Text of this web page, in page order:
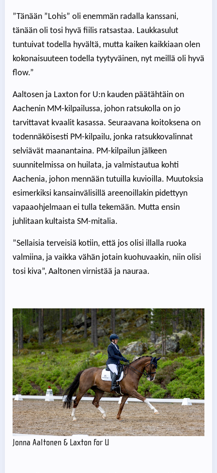
”Tänään ”Lohis” oli enemmän radalla kanssani,
tänään oli tosi hyvä fiilis ratsastaa. Laukkasulut
tuntuivat todella hyvältä, mutta kaiken kaikkiaan olen
kokonaisuuteen todella tyytyväinen, nyt meillä oli hyvä
flow.”
Aaltosen ja Laxton for U:n kauden päätähtäin on
Aachenin MM-kilpailussa, johon ratsukolla on jo
tarvittavat kvaalit kasassa. Seuraavana koitoksena on
todennäköisesti PM-kilpailu, jonka ratsukkovalinnat
selviävät maanantaina. PM-kilpailun jälkeen
suunnitelmissa on huilata, ja valmistautua kohti
Aachenia, johon mennään tutuilla kuvioilla. Muutoksia
esimerkiksi kansainvälisillä areenoillakin pidettyyn
vapaaohjelmaan ei tulla tekemään. Mutta ensin
juhlitaan kultaista SM-mitalia.
”Sellaisia terveisiä kotiin, että jos olisi illalla ruoka
valmiina, ja vaikka vähän jotain kuohuvaakin, niin olisi
tosi kiva”, Aaltonen virnistää ja nauraa.
Jonna Aaltonen & Laxton for U